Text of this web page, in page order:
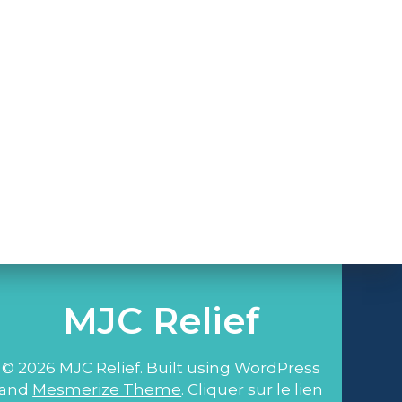
MJC Relief
© 2026 MJC Relief. Built using WordPress
Mesmerize Theme. Cliquer sur le lien